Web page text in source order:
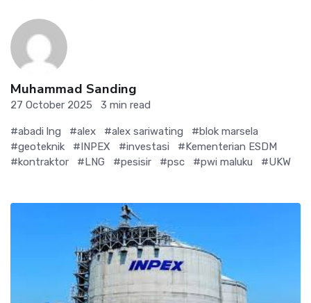
Muhammad Sanding
27 October 2025 3 min read
#abadi lng #alex #alex sariwating
#blok marsela
#geoteknik
#INPEX #investasi
#Kementerian ESDM
#kontraktor
#LNG #pesisir #psc #pwi maluku #UKW